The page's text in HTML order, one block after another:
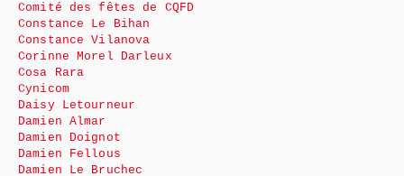
Comité des fêtes de CQFD
Constance Le Bihan
Constance Vilanova
Corinne Morel Darleux
Cosa Rara
Cynicom
Daisy Letourneur
Damien Almar
Damien Doignot
Damien Fellous
Damien Le Bruchec